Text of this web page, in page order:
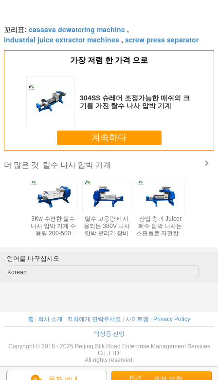
꼬리표: cassava dewatering machine ,
industrial juice extractor machines , screw press separator
가장 저렴 한 가격 으로
304SS 슈레더 조정가능한 매쉬의 크
기를 가진 탈수 나사 압박 기계
계속하다
더 많은 것 탈수 나사 압박 기계
3Kw 수평한 탈수
나사 압박 기계 수
용량 200-500
탈수 고용량에 사
용되는 380V 나사
압박 분리기 장비
산업 청과 Juicer
폐수 압박 나사는
스핀들로 자전합니
언어를 바꾸십시오
Korean
홈 | 회사 소개 | 저희에게 연락주세요 | 사이트맵 | Privacy Policy
탁상용 전망
Copyright © 2018 - 2025 Beijing Silk Road Enterprise Management Services
Co.,LTD.
All rights reserved.